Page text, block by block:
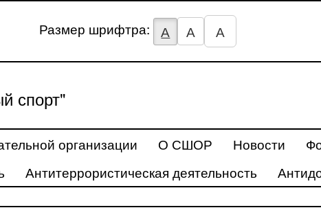
Размер шрифтра: А А А
спорт"
организации О СШОР Новости
Антитеррористическая деятельность